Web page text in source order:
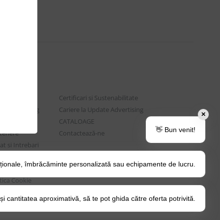
Advertising
si Intrebari
Tips&Tricks
Cookie
Certificari si Sustenabilitate
Cariere la Update Advertising
CATALOAGE
Contactează-ne
✕
👋 Bun venit!
îmbrăcăminte personalizată sau echipamente de lucru.
cantitatea aproximativă, să te pot ghida către oferta potrivită.